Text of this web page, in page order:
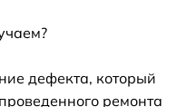
дефекта, который
ремонта